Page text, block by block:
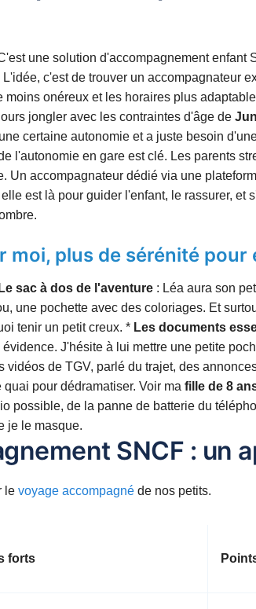
une solution d'accompagnement enfant
c'est de trouver un accompagnateur
onéreux et les horaires plus
jongler avec les contraintes d'âge de
certaine autonomie et a juste besoin
l'autonomie en gare est clé. Les parents
Un accompagnateur dédié via une
est là pour guider l'enfant, le rassurer, et
moi, plus de sérénité pour
Le sac à dos de l'aventure: Léa aura son
une pochette avec des coloriages. Et
tenir un petit creux. * Les documents
J'hésite à lui mettre une petite
de TGV, parlé du trajet, des
pour dédramatiser. Voir ma fille de 8
possible, de la panne de batterie du
je le masque.
SNCF : un
le voyage accompagnéde nos petits.
forts